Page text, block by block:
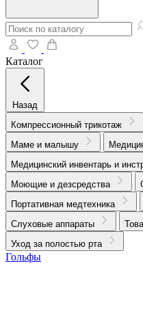
Каталог
Назад
Компрессионный трикотаж
Маме и малышу
Медицинский инвентарь и
Моющие и дезсредства
Портативная медтехника
Слуховые аппараты
Уход за полостью рта
Гольфы